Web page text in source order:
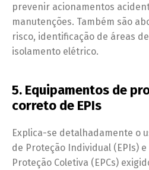
prevenir acionamentos
manutenções. Também são
risco, identificação de áreas
isolamento elétrico.
5. Equipamentos de
correto de EPIs
Explica-se detalhadamente o
de Proteção Individual (EPIs)
Proteção Coletiva (EPCs)